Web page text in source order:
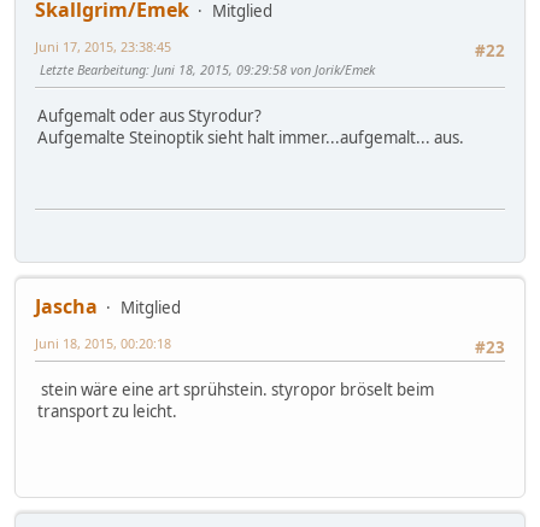
Skallgrim/Emek
Mitglied
#22
Juni 17, 2015, 23:38:45
Letzte Bearbeitung: Juni 18, 2015, 09:29:58 von Jorik/Emek
Aufgemalt oder aus Styrodur?
Aufgemalte Steinoptik sieht halt immer...aufgemalt... aus.
Jascha
Mitglied
#23
Juni 18, 2015, 00:20:18
stein wäre eine art sprühstein. styropor bröselt beim
transport zu leicht.